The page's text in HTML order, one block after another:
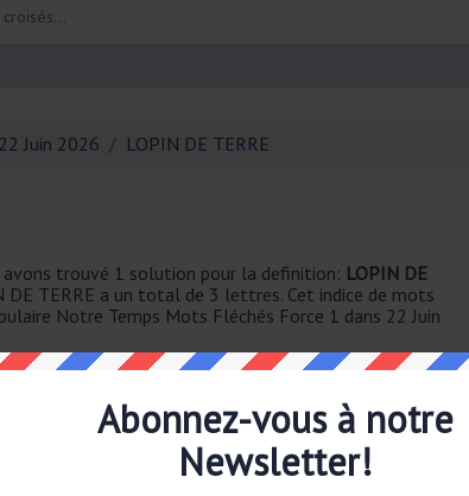
22 Juin 2026 LOPIN DE TERRE
avons trouvé 1 solution pour la definition: LOPIN DE
DE TERRE a un total de 3 lettres. Cet indice de mots
Notre Temps Mots Fléchés Force 1 dans 22 Juin
Abonnez-vous à notre
Newsletter!